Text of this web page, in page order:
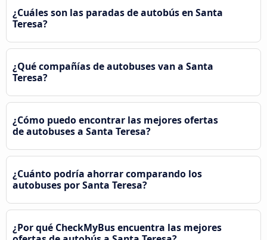
¿Cuáles son las paradas de autobús en Santa
Teresa?
¿Qué compañías de autobuses van a Santa
Teresa?
¿Cómo puedo encontrar las mejores ofertas
de autobuses a Santa Teresa?
¿Cuánto podría ahorrar comparando los
autobuses por Santa Teresa?
¿Por qué CheckMyBus encuentra las mejores